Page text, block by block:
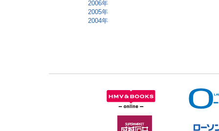
2006年
2005年
2004年